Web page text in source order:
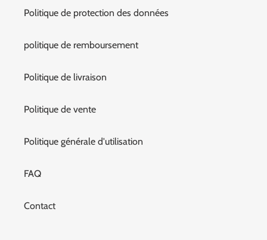
Politique de protection des données
politique de remboursement
Politique de livraison
Politique de vente
Politique générale d'utilisation
FAQ
Contact